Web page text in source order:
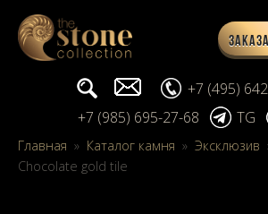
Поиск... info@stone-
+7 (495)
+7 (985) 695-27-68
TG
Главная » Каталог камня » Эксклюзив
Chocolate gold tile